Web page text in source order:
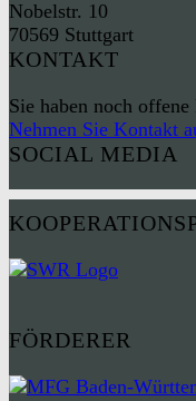
Nobelstr. 10
70569 Stuttgart
KONTAKT
Sie haben noch offene
Nehmen Sie Kontakt
SOCIAL MEDIA
FÖRDERER